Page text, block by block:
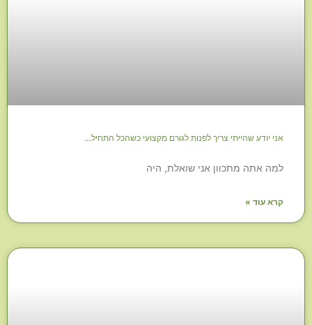
אני יודע שהייתי צריך לפנות לגורם מקצועי כשהכל התחיל…
למה אתה מתכוון אני שואלת, היה
קרא עוד »